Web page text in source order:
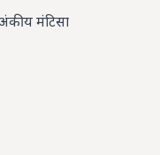
मंटिसा